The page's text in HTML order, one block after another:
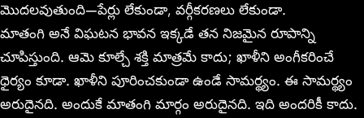
మొదలవుతుంది—పేర్లు లేకుండా, వర్గీకరణలు లేకుండా.
మాతంగి అనే విఘటన భావన ఇక్కడే తన నిజమైన రూపాన్ని
చూపిస్తుంది. ఆమె కూల్చే శక్తి మాత్రమే కాదు; ఖాళీని అంగీకరించే
ధైర్యం కూడా. ఖాళీని పూరించకుండా ఉండే సామర్థ్యం. ఈ సామర్థ్యం
అరుదైనది. అందుకే మాతంగి మార్గం అరుదైనది. ఇది అందరికీ కాదు.